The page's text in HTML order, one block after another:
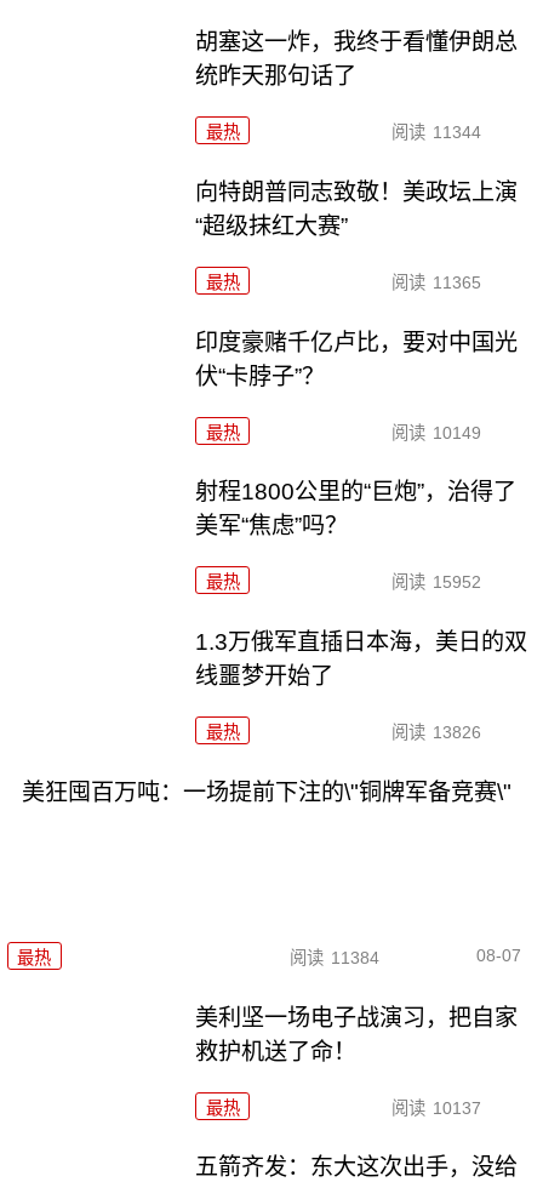
胡塞这一炸，我终于看懂伊朗总
统昨天那句话了
最热 阅读 11344
向特朗普同志致敬！美政坛上演
“超级抹红大赛”
最热 阅读 11365
印度豪赌千亿卢比，要对中国光
伏“卡脖子”？
最热 阅读 10149
射程1800公里的“巨炮”，治得了
美军“焦虑”吗？
最热 阅读 15952
1.3万俄军直插日本海，美日的双
线噩梦开始了
最热 阅读 13826
美狂囤百万吨：一场提前下注的\"铜牌军备竞赛\"
最热 阅读 11384 08-07
美利坚一场电子战演习，把自家
救护机送了命！
最热 阅读 10137
五箭齐发：东大这次出手，没给